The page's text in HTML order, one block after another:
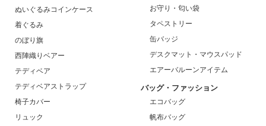
ぬいぐるみコインケース
着ぐるみ
のぼり旗
西陣織りベアー
テディベア
テディベアストラップ
椅子カバー
リュック
お守り・匂い袋
タペストリー
缶バッジ
デスクマット・マウスパッド
エアーバルーンアイテム
バッグ・ファッション
エコバッグ
帆布バッグ